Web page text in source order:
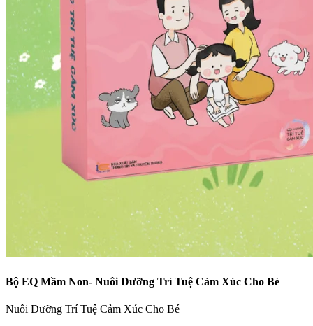
Bộ EQ Mầm Non- Nuôi Dưỡng Trí Tuệ Cảm Xúc Cho Bé
Nuôi Dưỡng Trí Tuệ Cảm Xúc Cho Bé